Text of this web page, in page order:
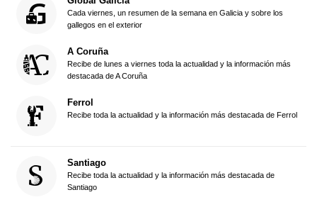
Cada viernes, un resumen de la semana en Galicia y sobre los
gallegos en el exterior
A Coruña
Recibe de lunes a viernes toda la actualidad y la información más
destacada de A Coruña
Ferrol
Recibe toda la actualidad y la información más destacada de Ferrol
Santiago
Recibe toda la actualidad y la información más destacada de
Santiago